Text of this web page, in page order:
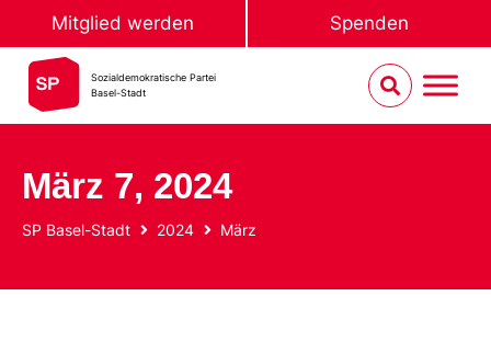
Mitglied werden Spenden
Sozialdemokratische Partei
Basel-Stadt
März 7, 2024
SP Basel-Stadt 2024 März